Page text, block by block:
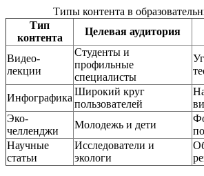
Типы контента в
Тип
контента
Целевая аудитория
Видео-
лекции
Студенты и
профильные
специалисты
Инфографика
Широкий круг
пользователей
Эко-
челленджи
Молодежь и дети
Научные
статьи
Исследователи и
экологи